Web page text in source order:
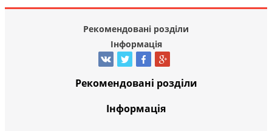
Рекомендовані розділи
Інформація
Рекомендовані розділи
Інформація